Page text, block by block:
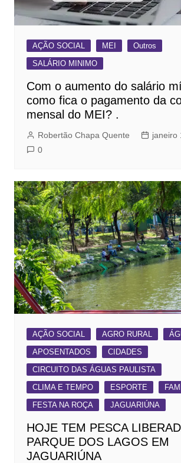
AÇÃO SOCIAL MEI
Outros
SALÁRIO MINIMO
Com o aumento do salário
como fica o pagamento da
mensal do MEI? .
Robertão Chapa Quente
janeiro
0
AÇÃO SOCIAL AGRO RURAL
APOSENTADOS
CIDADES
CIRCUITO DAS ÁGUAS PAULISTA
CLIMA E TEMPO
ESPORTE
FESTA NA ROÇA
JAGUARIÚNA
HOJE TEM PESCA
PARQUE DOS LAGOS EM
JAGUARIÚNA